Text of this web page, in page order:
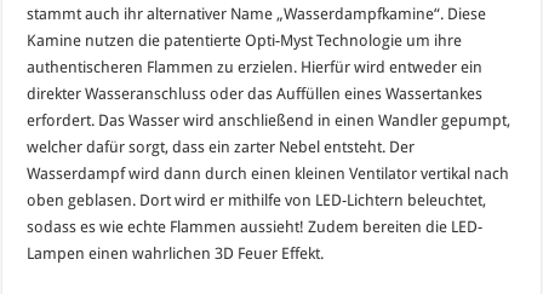
stammt auch ihr alternativer Name „Wasserdampfkamine“. Diese
Kamine nutzen die patentierte Opti-Myst Technologie um ihre
authentischeren Flammen zu erzielen. Hierfür wird entweder ein
direkter Wasseranschluss oder das Auffüllen eines Wassertankes
erfordert. Das Wasser wird anschließend in einen Wandler gepumpt,
welcher dafür sorgt, dass ein zarter Nebel entsteht. Der
Wasserdampf wird dann durch einen kleinen Ventilator vertikal nach
oben geblasen. Dort wird er mithilfe von LED-Lichtern beleuchtet,
sodass es wie echte Flammen aussieht! Zudem bereiten die LED-
Lampen einen wahrlichen 3D Feuer Effekt.